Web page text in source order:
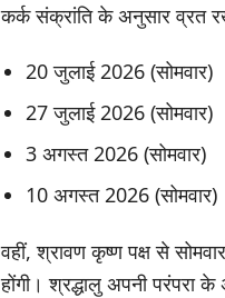
कर्क संक्रांति के अनुसार व्रत
20 जुलाई 2026 (सोमवार)
27 जुलाई 2026 (सोमवार)
3 अगस्त 2026 (सोमवार)
10 अगस्त 2026 (सोमवार)
वहीं, श्रावण कृष्ण पक्ष से
होंगी। श्रद्धालु अपनी परंपरा